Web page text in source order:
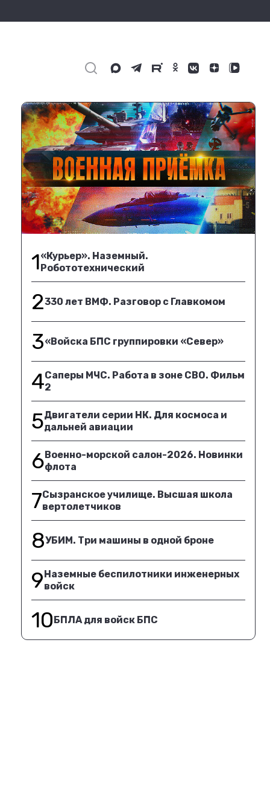
1«Курьер». Наземный.
Робототехнический
2330 лет ВМФ. Разговор с Главкомом
3«Войска БПС группировки «Север»
4Саперы МЧС. Работа в зоне СВО. Фильм
2
5Двигатели серии НК. Для космоса и
дальней авиации
6Военно-морской салон-2026. Новинки
флота
7Сызранское училище. Высшая школа
вертолетчиков
8УБИМ. Три машины в одной броне
9Наземные беспилотники инженерных
войск
10БПЛА для войск БПС